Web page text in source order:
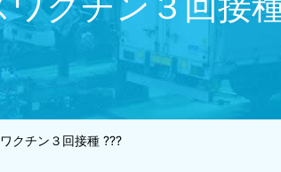
クチン３回接種 ???